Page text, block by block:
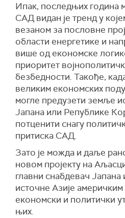
Ипак, последњих година
САД видан је тренд у
везаном за пословне
области енергетике и
више од економске
приоритет
безбедности. Такође,
великим економских
могле предузети земље
Јапана или Републике
потценити снагу
притиска САД.
Зато је можда и даље
новом пројекту на
главни снабдевач Јапана
источне Азије америчким
економски и политички
њих.